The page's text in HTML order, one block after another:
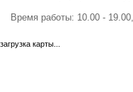
Время работы: 10.00 -
загрузка карты...